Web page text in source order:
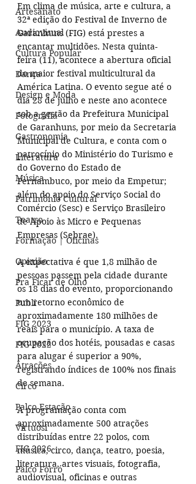
Artesanato
Audiovisual
Cultura Popular
Dança
Design e Moda
Fotografia
Gastronomia
Literatura
Música
Patrimônio Cultural
Teatro
Formação | Oficinas
Opinião
Pra Ficar de Olho
Publi
FIG 2023
FIG 2022
Atrações
Circo
Palco Estação
Virtuosi
FIG 2026
Palco Forró
Em clima de música, arte e cultura, a
32ª edição do Festival de Inverno de
Garanhuns (FIG) está prestes a
encantar multidões. Nesta quinta-
feira (11), acontece a abertura oficial
do maior festival multicultural da
América Latina. O evento segue até o
dia 28 de julho e neste ano acontece
sob a gestão da Prefeitura Municipal
de Garanhuns, por meio da Secretaria
Municipal de Cultura, e conta com o
patrocínio do Ministério do Turismo e
do Governo do Estado de
Pernambuco, por meio da Empetur;
além do apoio do Serviço Social do
Comércio (Sesc) e Serviço Brasileiro
de Apoio às Micro e Pequenas
Empresas (Sebrae).
A expectativa é que 1,8 milhão de
pessoas passem pela cidade durante
os 18 dias do evento, proporcionando
um retorno econômico de
aproximadamente 180 milhões de
reais para o município. A taxa de
ocupação dos hotéis, pousadas e casas
para alugar é superior a 90%,
registrando índices de 100% nos finais
de semana.
A programação conta com
aproximadamente 500 atrações
distribuídas entre 22 polos, com
música, circo, dança, teatro, poesia,
literatura, artes visuais, fotografia,
audiovisual, oficinas e outras